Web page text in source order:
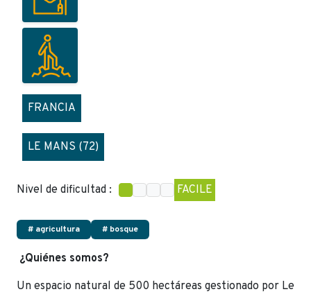
FRANCIA
LE MANS (72)
Nivel de dificultad : FACILE
# agricultura # bosque
¿Quiénes somos?
Un espacio natural de 500 hectáreas gestionado por Le